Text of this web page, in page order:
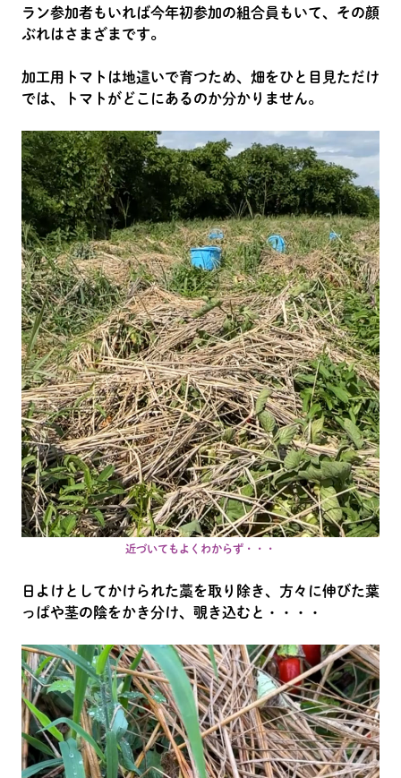
ラン参加者もいれば今年初参加の組合員もいて、その顔
ぶれはさまざまです。
加工用トマトは地這いで育つため、畑をひと目見ただけ
では、トマトがどこにあるのか分かりません。
近づいてもよくわからず・・・
日よけとしてかけられた藁を取り除き、方々に伸びた葉
っぱや茎の陰をかき分け、覗き込むと・・・・